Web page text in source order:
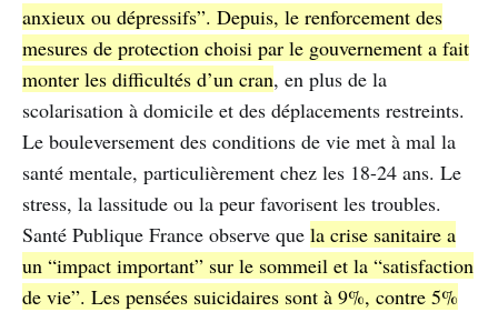
anxieux ou dépressifs”. Depuis, le renforcement des
mesures de protection choisi par le gouvernement a fait
monter les difficultés d’un cran, en plus de la
scolarisation à domicile et des déplacements restreints.
Le bouleversement des conditions de vie met à mal la
santé mentale, particulièrement chez les 18-24 ans. Le
stress, la lassitude ou la peur favorisent les troubles.
Santé Publique France observe que la crise sanitaire a
un “impact important” sur le sommeil et la “satisfaction
de vie”. Les pensées suicidaires sont à 9%, contre 5%